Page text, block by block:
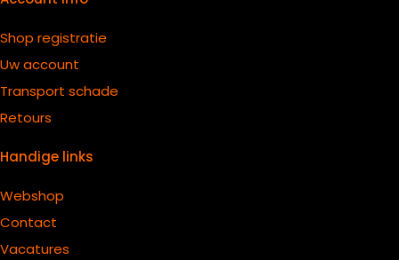
Shop registratie
Uw account
Transport schade
Retours
Handige links
Webshop
Contact
Vacatures